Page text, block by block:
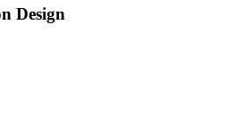
Design